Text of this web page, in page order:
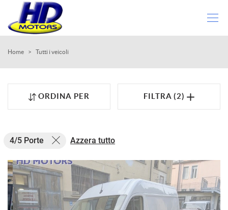
HOME
DICONO DI NOI
CONTATTI
Home > Tutti i veicoli
ORDINA PER FILTRA (2)
4/5 Porte Azzera tutto